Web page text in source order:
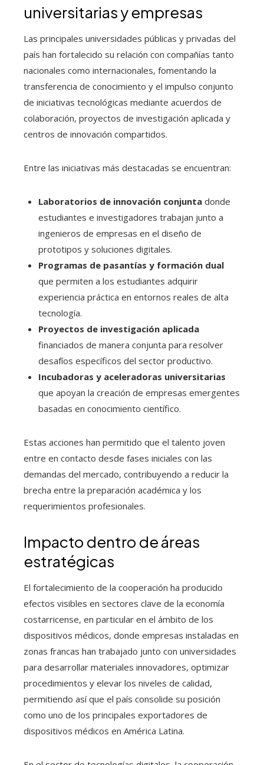
universitarias y empresas
Las principales universidades públicas y privadas del
país han fortalecido su relación con compañías tanto
nacionales como internacionales, fomentando la
transferencia de conocimiento y el impulso conjunto
de iniciativas tecnológicas mediante acuerdos de
colaboración, proyectos de investigación aplicada y
centros de innovación compartidos.
Entre las iniciativas más destacadas se encuentran:
Laboratorios de innovación conjunta donde
estudiantes e investigadores trabajan junto a
ingenieros de empresas en el diseño de
prototipos y soluciones digitales.
Programas de pasantías y formación dual
que permiten a los estudiantes adquirir
experiencia práctica en entornos reales de alta
tecnología.
Proyectos de investigación aplicada
financiados de manera conjunta para resolver
desafíos específicos del sector productivo.
Incubadoras y aceleradoras universitarias
que apoyan la creación de empresas emergentes
basadas en conocimiento científico.
Estas acciones han permitido que el talento joven
entre en contacto desde fases iniciales con las
demandas del mercado, contribuyendo a reducir la
brecha entre la preparación académica y los
requerimientos profesionales.
Impacto dentro de áreas
estratégicas
El fortalecimiento de la cooperación ha producido
efectos visibles en sectores clave de la economía
costarricense, en particular en el ámbito de los
dispositivos médicos, donde empresas instaladas en
zonas francas han trabajado junto con universidades
para desarrollar materiales innovadores, optimizar
procedimientos y elevar los niveles de calidad,
permitiendo así que el país consolide su posición
como uno de los principales exportadores de
dispositivos médicos en América Latina.